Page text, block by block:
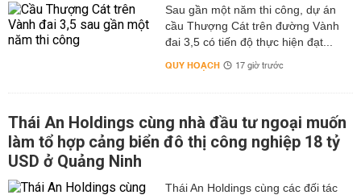
Sau gần một năm thi công, dự án
cầu Thượng Cát trên đường Vành
đai 3,5 có tiến độ thực hiện đạt...
QUY HOẠCH 17 giờ trước
Thái An Holdings cùng nhà đầu tư ngoại muốn
làm tổ hợp cảng biển đô thị công nghiệp 18 tỷ
USD ở Quảng Ninh
Thái An Holdings cùng các đối tác